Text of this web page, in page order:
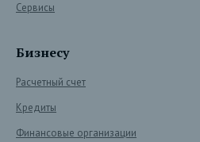
Сервисы
Бизнесу
Расчетный счет
Кредиты
Финансовые организации